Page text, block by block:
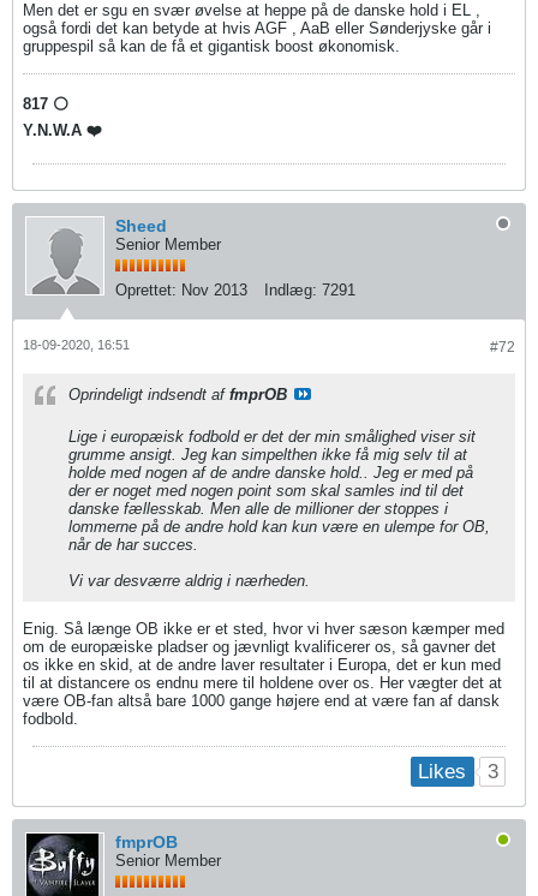
Men det er sgu en svær øvelse at heppe på de danske hold i EL ,
også fordi det kan betyde at hvis AGF , AaB eller Sønderjyske går i
gruppespil så kan de få et gigantisk boost økonomisk.
817 ⚪️
Y.N.W.A ❤️
Sheed
Senior Member
Oprettet: Nov 2013 Indlæg: 7291
#72
18-09-2020, 16:51
Oprindeligt indsendt af fmprOB
Lige i europæisk fodbold er det der min smålighed viser sit
grumme ansigt. Jeg kan simpelthen ikke få mig selv til at
holde med nogen af de andre danske hold.. Jeg er med på
der er noget med nogen point som skal samles ind til det
danske fællesskab. Men alle de millioner der stoppes i
lommerne på de andre hold kan kun være en ulempe for OB,
når de har succes.
Vi var desværre aldrig i nærheden.
Enig. Så længe OB ikke er et sted, hvor vi hver sæson kæmper med
om de europæiske pladser og jævnligt kvalificerer os, så gavner det
os ikke en skid, at de andre laver resultater i Europa, det er kun med
til at distancere os endnu mere til holdene over os. Her vægter det at
være OB-fan altså bare 1000 gange højere end at være fan af dansk
fodbold.
Likes 3
fmprOB
Senior Member